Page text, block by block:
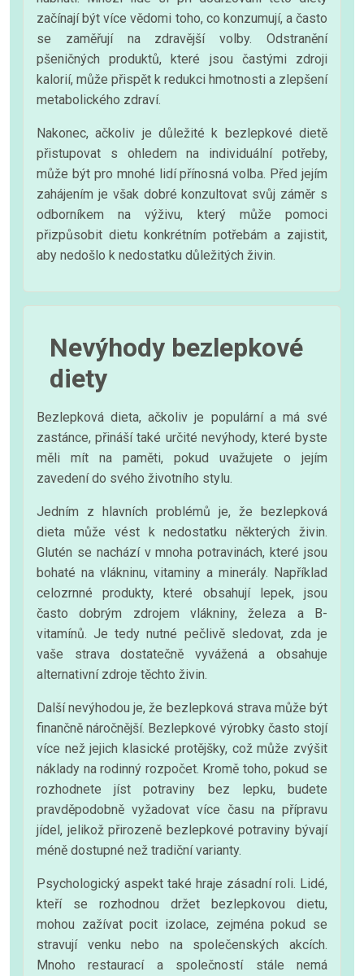
začínají být více vědomi toho, co konzumují, a často
se zaměřují na zdravější volby. Odstranění
pšeničných produktů, které jsou častými zdroji
kalorií, může přispět k redukci hmotnosti a zlepšení
metabolického zdraví.
Nakonec, ačkoliv je důležité k bezlepkové dietě
přistupovat s ohledem na individuální potřeby,
může být pro mnohé lidí přínosná volba. Před jejím
zahájením je však dobré konzultovat svůj záměr s
odborníkem na výživu, který může pomoci
přizpůsobit dietu konkrétním potřebám a zajistit,
aby nedošlo k nedostatku důležitých živin.
Nevýhody bezlepkové
diety
Bezlepková dieta, ačkoliv je populární a má své
zastánce, přináší také určité nevýhody, které byste
měli mít na paměti, pokud uvažujete o jejím
zavedení do svého životního stylu.
Jedním z hlavních problémů je, že bezlepková
dieta může vést k nedostatku některých živin.
Glutén se nachází v mnoha potravinách, které jsou
bohaté na vlákninu, vitaminy a minerály. Například
celozrnné produkty, které obsahují lepek, jsou
často dobrým zdrojem vlákniny, železa a B-
vitamínů. Je tedy nutné pečlivě sledovat, zda je
vaše strava dostatečně vyvážená a obsahuje
alternativní zdroje těchto živin.
Další nevýhodou je, že bezlepková strava může být
finančně náročnější. Bezlepkové výrobky často stojí
více než jejich klasické protějšky, což může zvýšit
náklady na rodinný rozpočet. Kromě toho, pokud se
rozhodnete jíst potraviny bez lepku, budete
pravděpodobně vyžadovat více času na přípravu
jídel, jelikož přirozeně bezlepkové potraviny bývají
méně dostupné než tradiční varianty.
Psychologický aspekt také hraje zásadní roli. Lidé,
kteří se rozhodnou držet bezlepkovou dietu,
mohou zažívat pocit izolace, zejména pokud se
stravují venku nebo na společenských akcích.
Mnoho restaurací a společností stále nemá